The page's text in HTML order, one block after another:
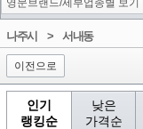
1
나주시 > 서내동
이전으로
인기
랭킹순
낮은
가격순